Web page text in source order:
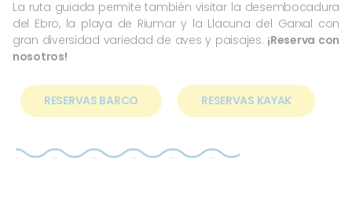
La ruta guiada permite también visitar la desembocadura
del Ebro, la playa de Riumar y la Llacuna del Garxal con
gran diversidad variedad de aves y paisajes. ¡Reserva con
nosotros!
RESERVAS BARCO RESERVAS KAYAK